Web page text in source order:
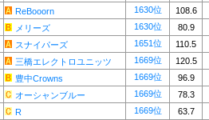
ReBooorn 1630位
108.6
メリーズ 1630位
80.9
スナイパーズ 1651位
110.5
三橋エレクトロユニッツ 1669位
120.5
豊中Crowns 1669位
96.9
オーシャンブルー 1669位
78.3
R 1669位
63.7